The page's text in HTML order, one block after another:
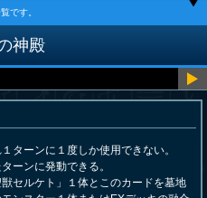
です。
神殿
ーンに１度しか使用できない。
ーンに発動できる。
セルケト」１体とこのカードを墓地